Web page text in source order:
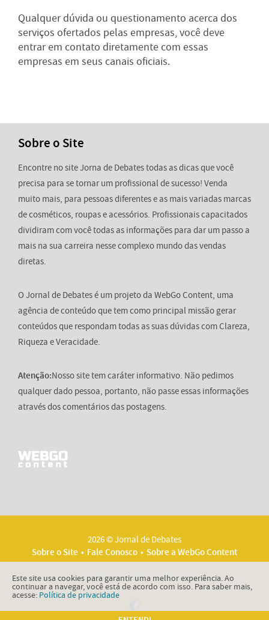
Qualquer dúvida ou questionamento acerca dos
serviços ofertados pelas empresas, você deve
entrar em contato diretamente com essas
empresas em seus canais oficiais.
Sobre o Site
Encontre no site Jorna de Debates todas as dicas que você
precisa para se tornar um profissional de sucesso! Venda
muito mais, para pessoas diferentes e as mais variadas marcas
de cosméticos, roupas e acessórios. Profissionais capacitados
dividiram com você todas as informações para dar um passo a
mais na sua carreira nesse complexo mundo das vendas
diretas.
O Jornal de Debates é um projeto da WebGo Content, uma
agência de conteúdo que tem como principal missão gerar
conteúdos que respondam todas as suas dúvidas com Clareza,
Riqueza e Veracidade.
Atenção:Nosso site tem caráter informativo. Não pedimos
qualquer dado pessoa, portanto, não passe essas informações
através dos comentários das postagens.
2026 © Jornal de Debates
Sobre o Site
Fale Conosco
Sobre a WebGo Content
Termos de Uso
Este site usa cookies para garantir uma melhor experiência. Ao
continuar a navegar, você está de acordo com isso. Para saber mais,
acesse: Política de privacidade